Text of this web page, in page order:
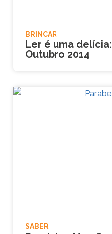
BRINCAR
Ler é uma
Outubro 2014
SABER